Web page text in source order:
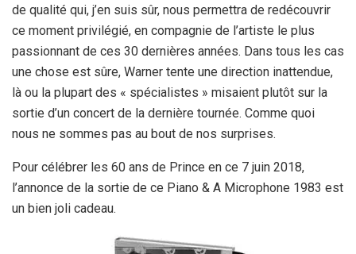
de qualité qui, j’en suis sûr, nous permettra de redécouvrir
ce moment privilégié, en compagnie de l’artiste le plus
passionnant de ces 30 dernières années. Dans tous les cas
une chose est sûre, Warner tente une direction inattendue,
là ou la plupart des « spécialistes » misaient plutôt sur la
sortie d’un concert de la dernière tournée. Comme quoi
nous ne sommes pas au bout de nos surprises.
Pour célébrer les 60 ans de Prince en ce 7 juin 2018,
l’annonce de la sortie de ce Piano & A Microphone 1983 est
un bien joli cadeau.